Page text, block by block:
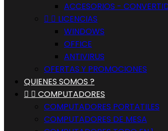
ACCESORIOS -
  LICENCIAS
WINDOWS
OFFICE
ANTIVIRUS
OFERTAS Y PROMOCIONES
QUIENES SOMOS ?
  COMPUTADORES
COMPUTADORES PORTATILES
COMPUTADORES DE MESA